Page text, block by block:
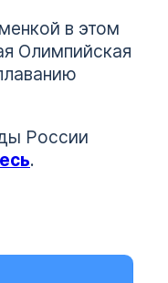
в этом
Олимпийская
России
.